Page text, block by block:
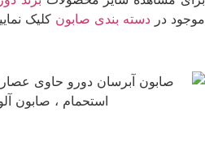
در دسته بندی صابونکلیک